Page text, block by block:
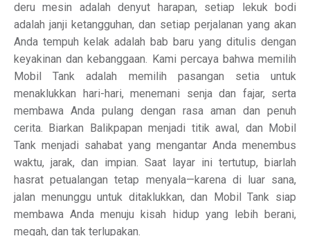
deru mesin adalah denyut harapan, setiap lekuk bodi
adalah janji ketangguhan, dan setiap perjalanan yang akan
Anda tempuh kelak adalah bab baru yang ditulis dengan
keyakinan dan kebanggaan. Kami percaya bahwa memilih
Mobil Tank adalah memilih pasangan setia untuk
menaklukkan hari-hari, menemani senja dan fajar, serta
membawa Anda pulang dengan rasa aman dan penuh
cerita. Biarkan Balikpapan menjadi titik awal, dan Mobil
Tank menjadi sahabat yang mengantar Anda menembus
waktu, jarak, dan impian. Saat layar ini tertutup, biarlah
hasrat petualangan tetap menyala—karena di luar sana,
jalan menunggu untuk ditaklukkan, dan Mobil Tank siap
membawa Anda menuju kisah hidup yang lebih berani,
megah, dan tak terlupakan.